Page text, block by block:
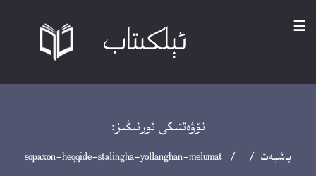
☰
نۆۋەتتىكى ئورنىڭىز:
باشبەت / / sopaxon-heqqide-stalingha-yollanghan-melumat